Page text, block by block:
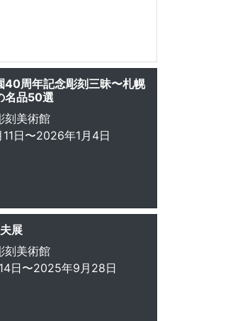
40周年記念彫刻三昧〜札幌
名品50選
刻美術館
日〜2026年1月4日
展
刻美術館
日〜2025年9月28日